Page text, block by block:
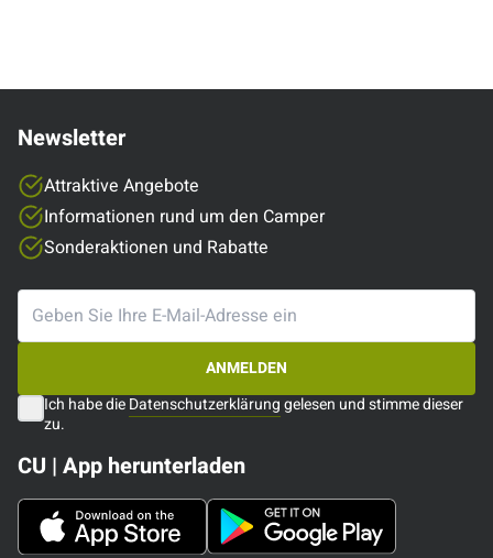
Newsletter
Attraktive Angebote
Informationen rund um den Camper
Sonderaktionen und Rabatte
ANMELDEN
Ich habe dieDatenschutzerklärunggelesen und stimme dieser
zu.
CU | App herunterladen